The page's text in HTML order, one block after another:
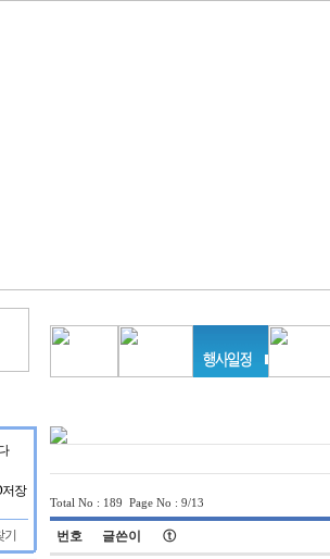
장
Total No : 189 Page No : 9/13
번호 글쓴이 ⓣ